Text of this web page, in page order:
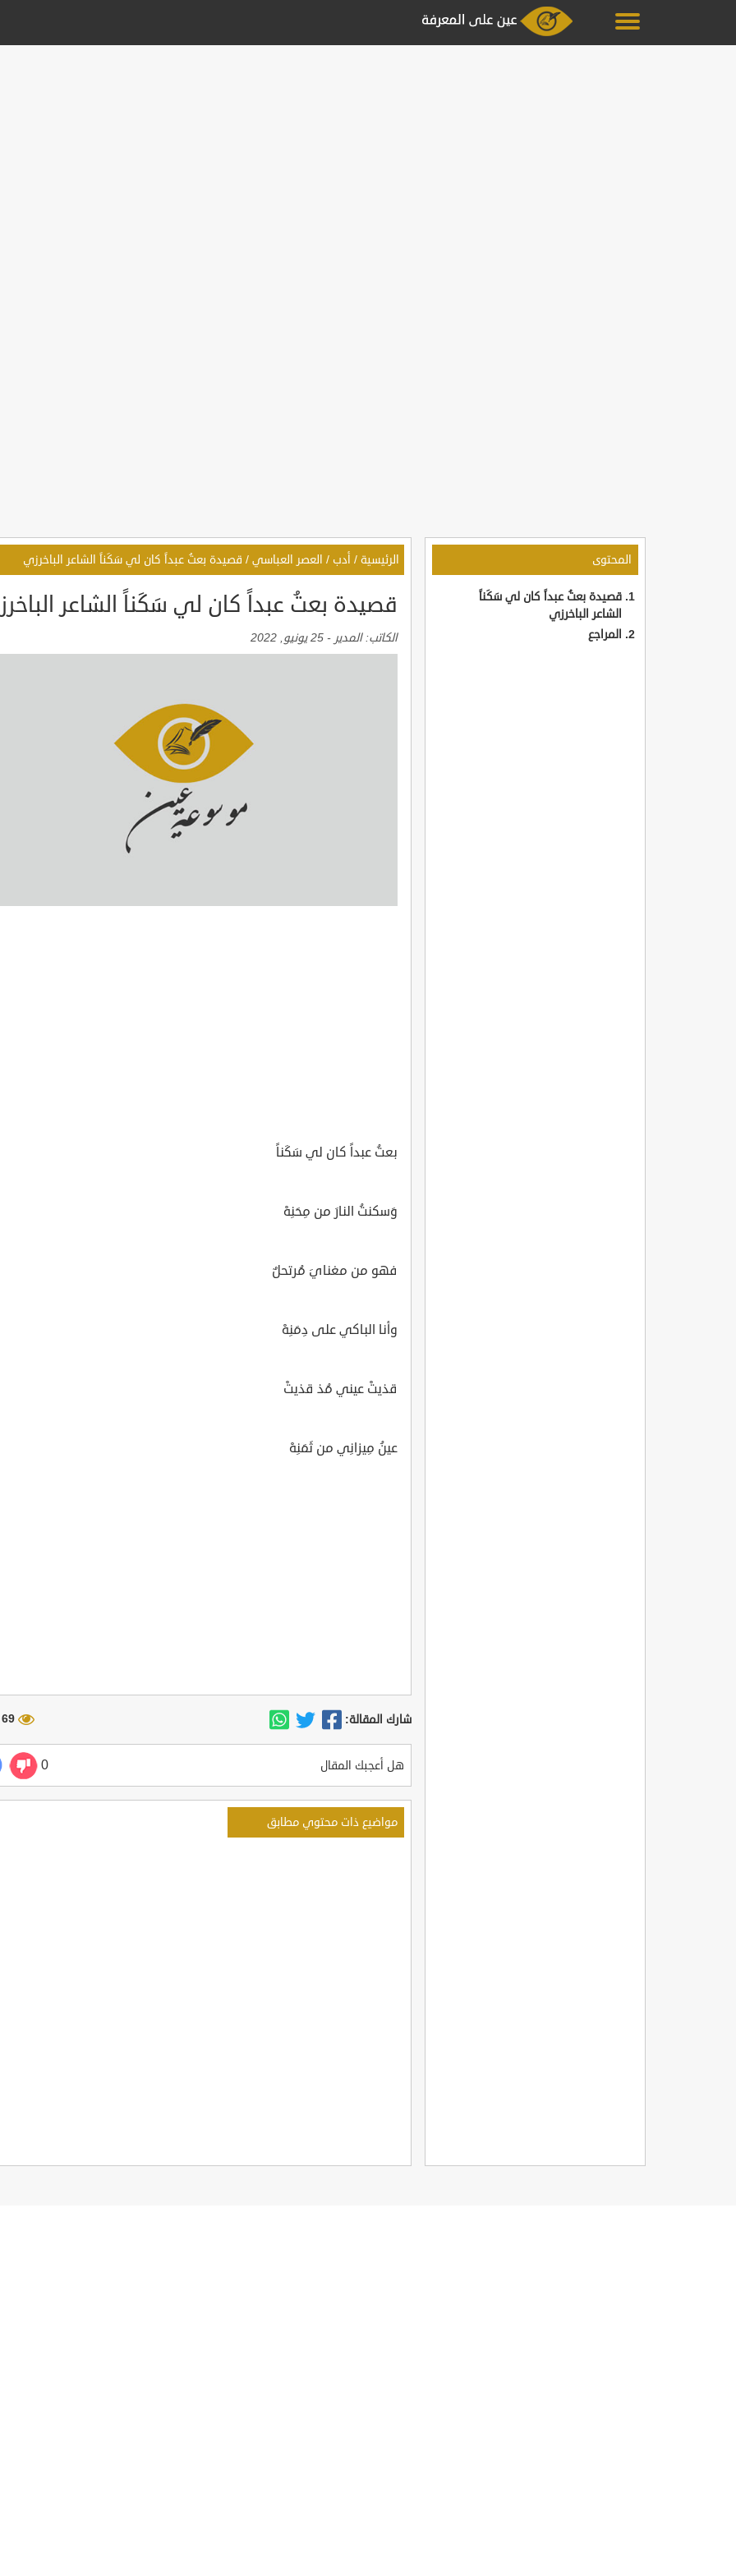
المحتوى
قصيدة بعتُ عبداً كان لي سَكَناً
الشاعر الباخرزي
المراجع
الرئيسية / أدب / العصر العباسي / قصيدة بعتُ عبداً كان لي سَكَناً الشاعر الباخرزي
قصيدة بعتُ عبداً كان لي سَكَناً الشاعر
الكاتب:المدير - 25 يونيو, 2022
بعتُ عبداً كان لي سَكَناً
وَسكنتُ النارَ من مِحَنِهْ
فهو من مغنايَ مُرتحلٌ
وأنا الباكي على دِمَنِهْ
قذيتْ عيني مُذ قذيتْ
عينُ مِيزانِي من ثَمَنِهْ
شارك المقالة: 69 مشاهدة
هل أعجبك المقال 0
مواضيع ذات محتوي مطابق